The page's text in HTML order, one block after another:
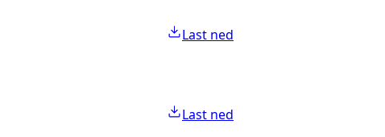
Last ned
Last ned